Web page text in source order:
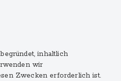
inhaltlich
wir
Zwecken erforderlich ist.